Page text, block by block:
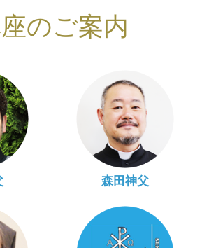
のご案内
森田神父